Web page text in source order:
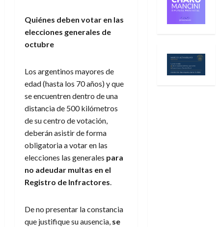
Quiénes deben votar en las
elecciones generales de
octubre
Los argentinos mayores de
edad (hasta los 70 años) y que
se encuentren dentro de una
distancia de 500 kilómetros
de su centro de votación,
deberán asistir de forma
obligatoria a votar en las
elecciones las generales para
no adeudar multas en el
Registro de Infractores.
De no presentar la constancia
que justifique su ausencia, se